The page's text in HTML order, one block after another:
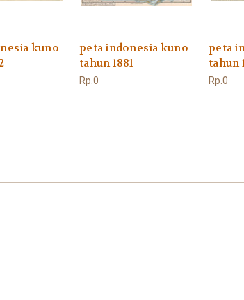
kuno
peta indonesia kuno
tahun 1881
Rp.0
peta
tahun
Rp.0